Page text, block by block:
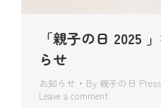
「親子の日 2025
らせ
お知らせ By 親子の日 Press
Leave a comment